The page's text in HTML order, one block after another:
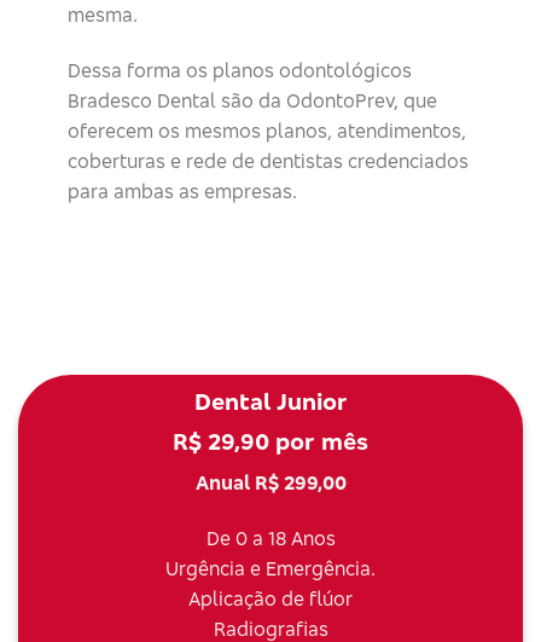
mesma.
Dessa forma os planos odontológicos
Bradesco Dental são da OdontoPrev, que
oferecem os mesmos planos, atendimentos,
coberturas e rede de dentistas credenciados
para ambas as empresas.
Dental Junior
R$ 29,90 por mês
Anual R$ 299,00
De 0 a 18 Anos
Urgência e Emergência.
Aplicação de flúor
Radiografias